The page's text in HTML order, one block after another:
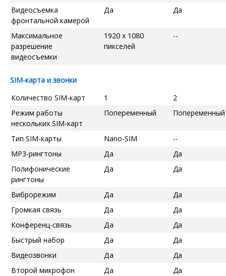
Видеосъемка
фронтальной камерой
Да Да
Максимальное
разрешение
видеосъемки
1920 x 1080
пикселей
--
SIM-карта и звонки
Количество SIM-карт
1
2
Режим работы
нескольких SIM-карт
Попеременный Попеременный
Тип SIM-карты Nano-SIM
--
MP3-рингтоны
Да
Да
Полифонические
рингтоны
Да Да
Виброрежим Да
Да
Громкая связь
Да
Да
Конференц-связь
Да
Да
Быстрый набор
Да
Да
Видеозвонки
Да
Да
Второй микрофон
Да
Да